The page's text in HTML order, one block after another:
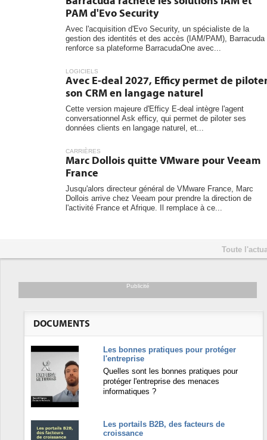
PAM d'Evo Security
Avec l'acquisition d'Evo Security, un spécialiste de la
gestion des identités et des accès (IAM/PAM), Barracuda
renforce sa plateforme BarracudaOne avec...
LOGICIELS
Avec E-deal 2027, Efficy permet de
son CRM en langage naturel
Cette version majeure d'Efficy E-deal intègre l'agent
conversationnel Ask efficy, qui permet de piloter ses
données clients en langage naturel, et...
CARRIÈRES
Marc Dollois quitte VMware pour Veeam
France
Jusqu'alors directeur général de VMware France, Marc
Dollois arrive chez Veeam pour prendre la direction de
l'activité France et Afrique. Il remplace à ce...
Toute
Publicité
DOCUMENTS
Les bonnes pratiques pour protéger
l'entreprise
Quelles sont les bonnes pratiques pour
protéger l'entreprise des menaces
informatiques ?
Les portails B2B, des facteurs de
croissance